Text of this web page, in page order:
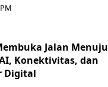
Jalan Menuju
Konektivitas, dan
Digital